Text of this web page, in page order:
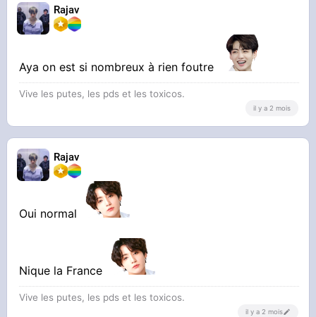
Rajav
Aya on est si nombreux à rien foutre
Vive les putes, les pds et les toxicos.
il y a 2 mois
Rajav
Oui normal
Nique la France
Vive les putes, les pds et les toxicos.
il y a 2 mois